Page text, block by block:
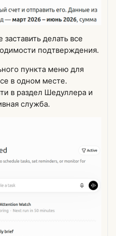
делать все
подтверждения.
пункта меню для
в одном месте.
в раздел Шедуллера и
служба.